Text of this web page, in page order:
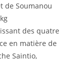
de Soumanou
des quatre
en matière de
Saintio,